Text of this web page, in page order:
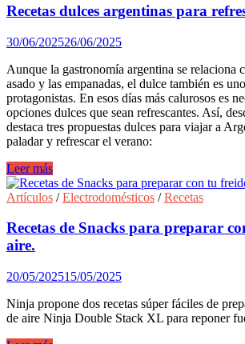
‘Champiñones
y
setas
europeas’
Recetas dulces argentinas para
30/06/202526/06/2025
Aunque la gastronomía argentina se relaciona
asado y las empanadas, el dulce también es
protagonistas. En esos días más calurosos es
opciones dulces que sean refrescantes. Así,
destaca tres propuestas dulces para viajar a
paladar y refrescar el verano:
Recetas
dulces
argentinas
refrescar
este
verano.
Leer más
Artículos /Electrodomésticos /Recetas
Recetas de Snacks para preparar
aire.
20/05/202515/05/2025
Ninja propone dos recetas súper fáciles de
de aire Ninja Double Stack XL para reponer